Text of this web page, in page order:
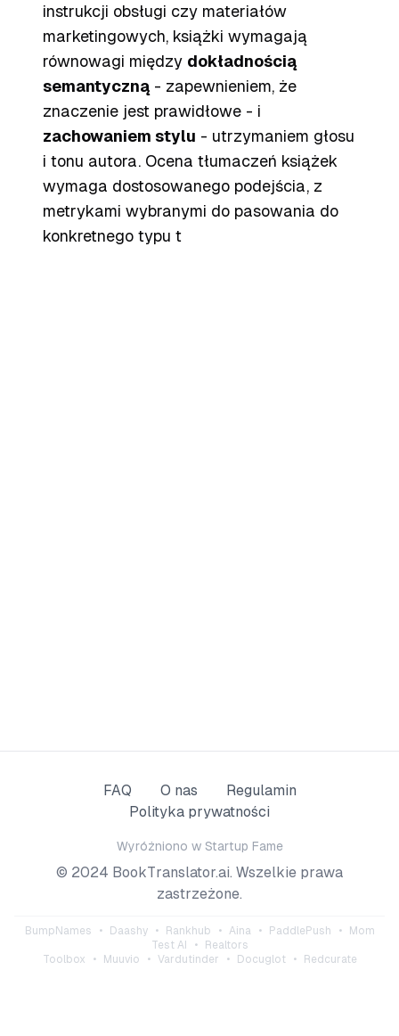
instrukcji obsługi czy materiałów
marketingowych, książki wymagają
równowagi między dokładnością
semantyczną - zapewnieniem, że
znaczenie jest prawidłowe - i
zachowaniem stylu - utrzymaniem głosu
i tonu autora. Ocena tłumaczeń książek
wymaga dostosowanego podejścia, z
metrykami wybranymi do pasowania do
konkretnego typu t
FAQ O nas
Regulamin
Polityka prywatności
Wyróżniono w Startup Fame
© 2024 BookTranslator.ai. Wszelkie prawa
zastrzeżone.
BumpNames • Daashy • Rankhub • Aina • PaddlePush •
Mom
Test AI
•
Realtors
Toolbox
• Muuvio • Vardutinder • Docuglot • Redcurate